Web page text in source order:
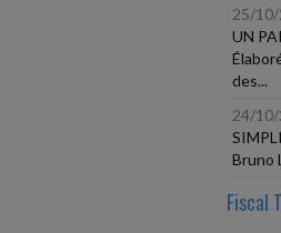
25/
UN
des...
24/
Bruno
Fiscal